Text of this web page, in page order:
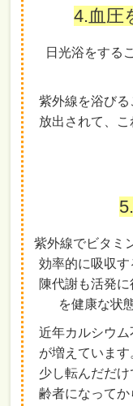
4.血圧
日光浴をする
紫外線を浴び
放出されて、
紫外線でビタミ
効率的に吸収
陳代謝も活発
を健康な状
近年カルシウム
が増えています
少し転んだだ
齢者になって